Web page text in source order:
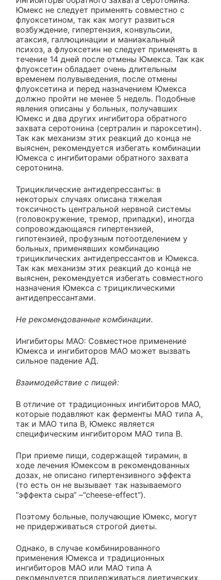
Юмекс не следует применять совместно с
флуоксетином, так как могут развиться
возбуждение, гипертензия, конвульсии,
атаксия, галлюцинации и маниакальный
психоз, а флуоксетин не следует применять в
течение 14 дней после отмены Юмекса. Так как
флуоксетин обладает очень длительным
временем полувыведения, после отмены
флуоксетина и перед назначением Юмекса
должно пройти не менее 5 недель. Подобные
явления описаны у больных, получавших
Юмекс и два других ингибитора обратного
захвата серотонина (сертралин и пароксетин).
Так как механизм этих реакций до конца не
выяснен, рекомендуется избегать комбинации
Юмекса с ингибиторами обратного захвата
серотонина.
Трициклические антидепрессанты: в
некоторых случаях описана тяжелая
токсичность центральной нервной системы
(головокружение, тремор, припадки), иногда
сопровождающаяся гипертензией,
гипотензией, профузным потоотделением у
больных, применявших комбинацию
трициклических антидепрессантов и Юмекса.
Так как механизм этих реакций до конца не
выяснен, рекомендуется избегать совместного
назначения Юмекса с трициклическими
антидепрессантами.
Не рекомендованные комбинации.
Ингибиторы МАО: Совместное применение
Юмекса и ингибиторов МАО может вызвать
сильное падение АД.
Взаимодействие с пищей:
В отличие от традиционных ингибиторов МАО,
которые подавляют как ферменты МАО типа А,
так и МАО типа В, Юмекс является
специфическим ингибитором МАО типа В.
При приеме пищи, содержащей тирамин, в
ходе лечения Юмексом в рекомендованных
дозах, не описано гипертензивного эффекта
(то есть он не вызывает так называемого
“эффекта сыра“ –"cheese-effect").
Поэтому больные, получающие Юмекс, могут
не придерживаться строгой диеты.
Однако, в случае комбинированного
применения Юмекса и традиционных
ингибиторов МАО или МАО типа А
рекомендуется придерживаться диетических